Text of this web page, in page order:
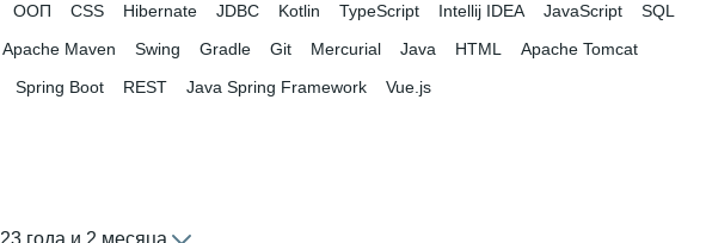
ООП CSS Hibernate JDBC Kotlin TypeScript Intellij IDEA JavaScript
SQL
Apache Maven Swing Gradle Git Mercurial Java HTML
Apache Tomcat
Spring Boot REST Java Spring Framework Vue.js
23 года и 2 месяца